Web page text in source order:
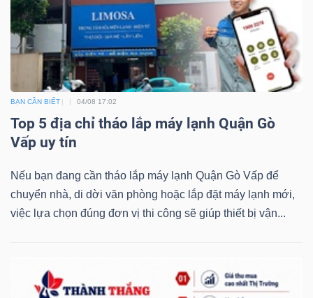
BẠN CẦN BIẾT 04/08 17:02
Top 5 địa chỉ tháo lắp máy lạnh Quận Gò
Vấp uy tín
Nếu bạn đang cần tháo lắp máy lạnh Quận Gò Vấp để
chuyển nhà, di dời văn phòng hoặc lắp đặt máy lạnh mới,
việc lựa chọn đúng đơn vị thi công sẽ giúp thiết bị vận...